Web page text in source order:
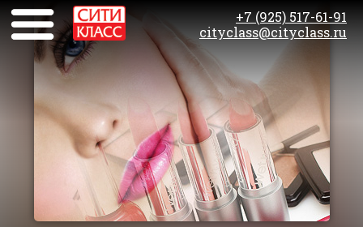
+7 (925) 517-61-91
cityclass@cityclass.ru